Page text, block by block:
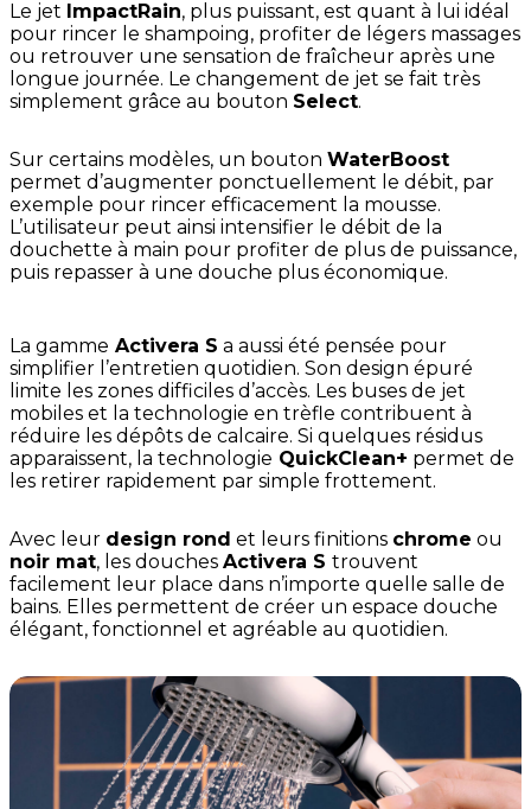
Le jet ImpactRain, plus puissant, est quant à lui idéal
pour rincer le shampoing, profiter de légers massages
ou retrouver une sensation de fraîcheur après une
longue journée. Le changement de jet se fait très
simplement grâce au bouton Select.
Sur certains modèles, un bouton WaterBoost
permet d’augmenter ponctuellement le débit, par
exemple pour rincer efficacement la mousse.
L’utilisateur peut ainsi intensifier le débit de la
douchette à main pour profiter de plus de puissance,
puis repasser à une douche plus économique.
La gamme Activera S a aussi été pensée pour
simplifier l’entretien quotidien. Son design épuré
limite les zones difficiles d’accès. Les buses de jet
mobiles et la technologie en trèfle contribuent à
réduire les dépôts de calcaire. Si quelques résidus
apparaissent, la technologie QuickClean+ permet de
les retirer rapidement par simple frottement.
Avec leur design rond et leurs finitions chrome ou
noir mat, les douches Activera S trouvent
facilement leur place dans n’importe quelle salle de
bains. Elles permettent de créer un espace douche
élégant, fonctionnel et agréable au quotidien.